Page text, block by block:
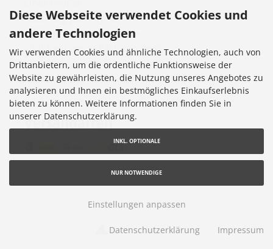
- Zahlung per PayPal
- Zahlung per Kreditkarte
- Zahlung per SEPA-Lastschrift
- Zahlung per "Später bezahlen"
- Zahlung per Ratenkauf
Versandarten
Werner Consulting
Diese Webseite verwendet Cookies und
andere Technologien
Wir verwenden Cookies und ähnliche Technologien, auch von
Drittanbietern, um die ordentliche Funktionsweise der
Website zu gewährleisten, die Nutzung unseres Angebotes zu
analysieren und Ihnen ein bestmögliches Einkaufserlebnis
bieten zu können. Weitere Informationen finden Sie in
unserer Datenschutzerklärung.
INKL. OPTIONALE
NUR NOTWENDIGE
Einstellungen anpassen
Datenschutzerklärung Impressum